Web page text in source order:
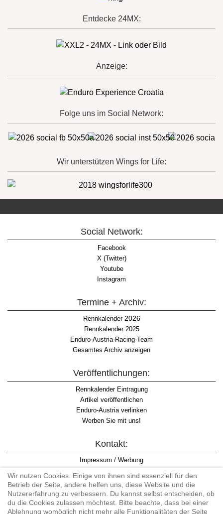
Entdecke 24MX:
Anzeige:
Folge uns im Social Network:
Wir unterstützen Wings for Life:
Social Network:
Facebook
X (Twitter)
Youtube
Instagram
Termine + Archiv:
Rennkalender2026
Rennkalender 2025
Enduro-Austria-Racing-Team
Gesamtes Archiv anzeigen
Veröffentlichungen:
Rennkalender Eintragung
Artikel veröffentlichen
Enduro-Austria verlinken
Werben Sie mit uns!
Kontakt:
Impressum / Werbung
Datenschutzinformation
Informationspflicht WKO
AGB
Wir nutzen Cookies. Einige von ihnen sind essenziell für den
Betrieb der Seite, andere helfen uns, diese Website und die
Nutzererfahrung zu verbessern. Du kannst selbst entscheiden, ob
du die Cookies zulassen möchtest. Bitte beachte, dass bei einer
Ablehnung womöglich nicht mehr alle Funktionalitäten der Seite